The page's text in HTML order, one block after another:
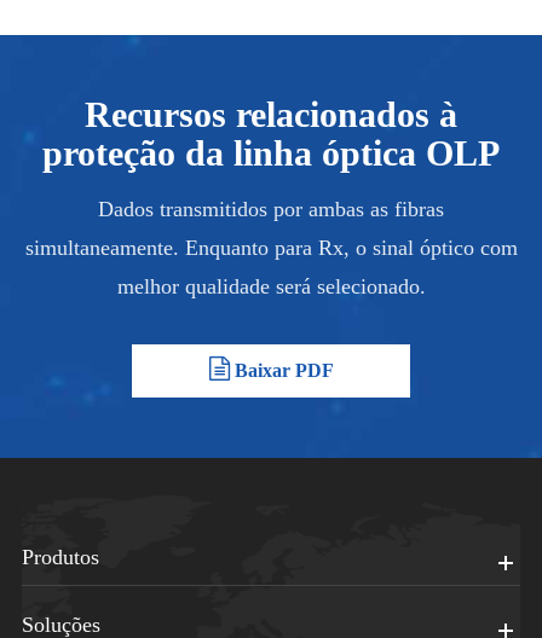
Recursos relacionados à
proteção da linha óptica OLP
Dados transmitidos por ambas as fibras
simultaneamente. Enquanto para Rx, o sinal óptico com
melhor qualidade será selecionado.
Baixar PDF
Produtos
Soluções